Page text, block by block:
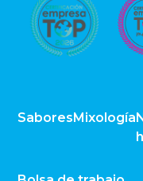
SaboresMixología